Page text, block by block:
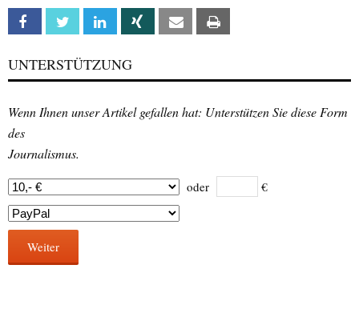
Facebook Twitter Linkedin Xing Email
UNTERSTÜTZUNG
Wenn Ihnen unser Artikel gefallen hat: Unterstützen Sie diese Form
des
Journalismus.
oder €
Weiter